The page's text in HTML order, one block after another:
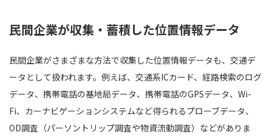
民間企業が収集・蓄積した位置情報データ
民間企業がさまざまな方法で収集した位置情報データも、交通デ
ータとして扱われます。例えば、交通系ICカード、経路検索のログ
データ、携帯電話の基地局データ、携帯電話のGPSデータ、Wi-
Fi、カーナビゲーションシステムなど得られるプローブデータ、
OD調査（パーソントリップ調査や物資流動調査）などがありま